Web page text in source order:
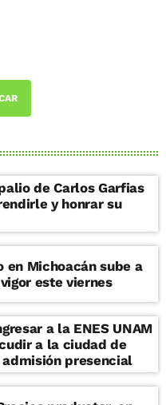
de Carlos Garfias
y honrar su
Michoacán sube a
este viernes
a la ENES UNAM
a la ciudad de
admisión presencial